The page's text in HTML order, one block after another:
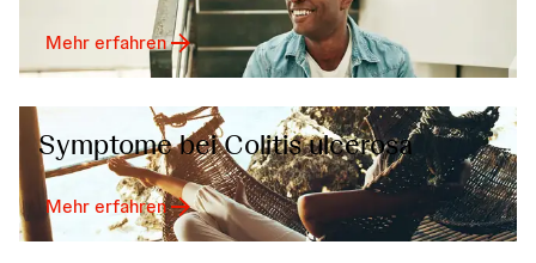
Mehr erfahren
Symptome bei Colitis ulcerosa
Mehr erfahren